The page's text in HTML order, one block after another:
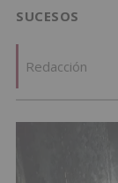
SUCESOS
Redacción